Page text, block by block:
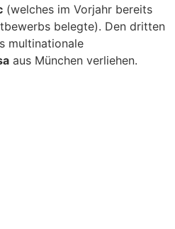
(welches im Vorjahr bereits
belegte). Den dritten
multinationale
aus München verliehen.